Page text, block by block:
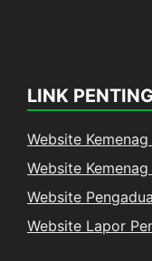
LINK
Website Kemenag
Website
Website
Website Lapor